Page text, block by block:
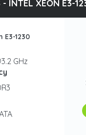
- INTEL XEON E3-
E3-1230
GHz